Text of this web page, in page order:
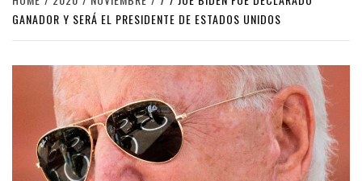
GANADOR Y SERÁ EL PRESIDENTE DE ESTADOS UNIDOS